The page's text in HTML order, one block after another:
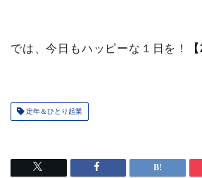
では、今日もハッピーな１日を！
定年＆ひとり起業